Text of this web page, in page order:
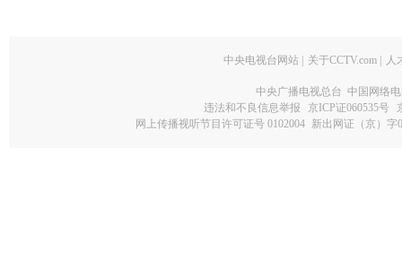
中央电视台网站 关于CCTV.com 人
中央广播电视总台 中国网络
违法和不良信息举报
京ICP证060535号
网上传播视听节目许可证号 0102004 新出网证（京）